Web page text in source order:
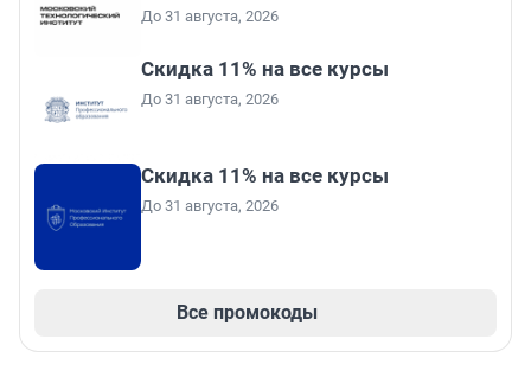
До 31 августа, 2026
Скидка 11% на все курсы
До 31 августа, 2026
Скидка 11% на все курсы
До 31 августа, 2026
Все промокоды